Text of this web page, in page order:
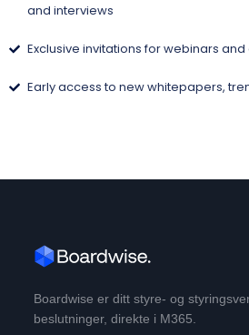
and interviews
Exclusive invitations for webinars
Early access to new whitepapers,
Boardwise er ditt styre- og
beslutninger, direkte i M365.